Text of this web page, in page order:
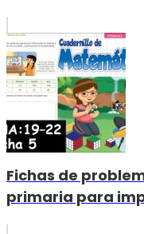
Fichas de
primaria para